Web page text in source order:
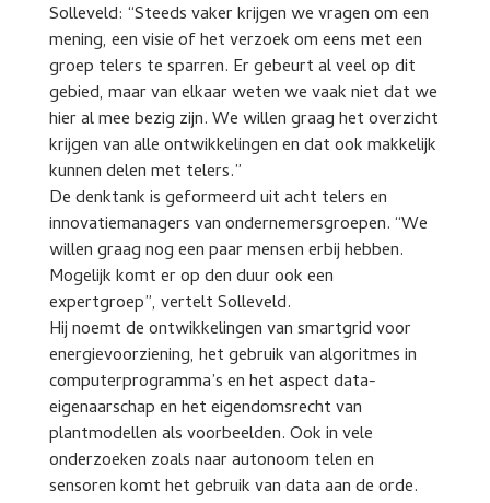
Solleveld: “Steeds vaker krijgen we vragen om een
mening, een visie of het verzoek om eens met een
groep telers te sparren. Er gebeurt al veel op dit
gebied, maar van elkaar weten we vaak niet dat we
hier al mee bezig zijn. We willen graag het overzicht
krijgen van alle ontwikkelingen en dat ook makkelijk
kunnen delen met telers.”
De denktank is geformeerd uit acht telers en
innovatiemanagers van ondernemersgroepen. “We
willen graag nog een paar mensen erbij hebben.
Mogelijk komt er op den duur ook een
expertgroep”, vertelt Solleveld.
Hij noemt de ontwikkelingen van smartgrid voor
energievoorziening, het gebruik van algoritmes in
computerprogramma’s en het aspect data-
eigenaarschap en het eigendomsrecht van
plantmodellen als voorbeelden. Ook in vele
onderzoeken zoals naar autonoom telen en
sensoren komt het gebruik van data aan de orde.